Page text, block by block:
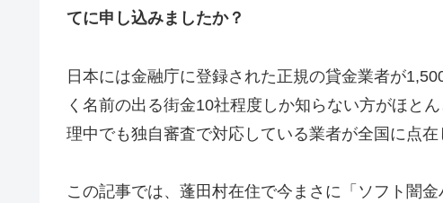
てに申し込みましたか？
日本には金融庁に登録された正規の貸金業者が
く名前の出る街金10社程度しか知らない方がほと
理中でも独自審査で対応している業者が全国に点在
この記事では、蓬田村在住で今まさに「ソフト闇